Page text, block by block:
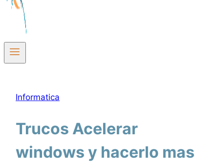
Informatica
Trucos Acelerar
windows y hacerlo mas